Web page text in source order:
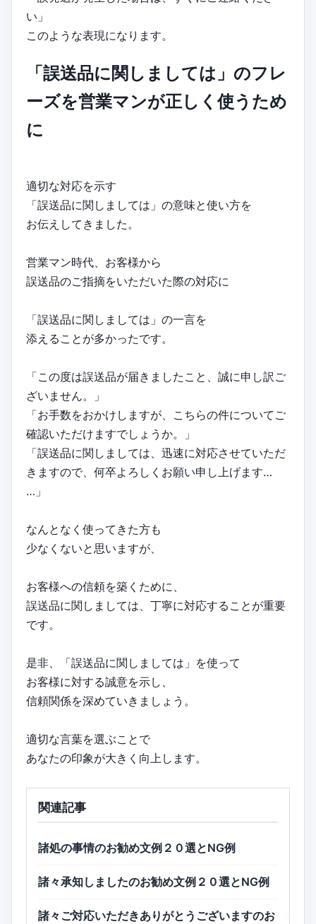
い」
このような表現になります。
「誤送品に関しましては」のフレ
ーズを営業マンが正しく使うため
に
適切な対応を示す
「誤送品に関しましては」の意味と使い方を
お伝えしてきました。
営業マン時代、お客様から
誤送品のご指摘をいただいた際の対応に
「誤送品に関しましては」の一言を
添えることが多かったです。
「この度は誤送品が届きましたこと、誠に申し訳ご
ざいません。」
「お手数をおかけしますが、こちらの件についてご
確認いただけますでしょうか。」
「誤送品に関しましては、迅速に対応させていただ
きますので、何卒よろしくお願い申し上げます…
…」
なんとなく使ってきた方も
少なくないと思いますが、
お客様への信頼を築くために、
誤送品に関しましては、丁寧に対応することが重要
です。
是非、「誤送品に関しましては」を使って
お客様に対する誠意を示し、
信頼関係を深めていきましょう。
適切な言葉を選ぶことで
あなたの印象が大きく向上します。
関連記事
諸処の事情のお勧め文例２０選とNG例
諸々承知しましたのお勧め文例２０選とNG例
諸々ご対応いただきありがとうございますのお